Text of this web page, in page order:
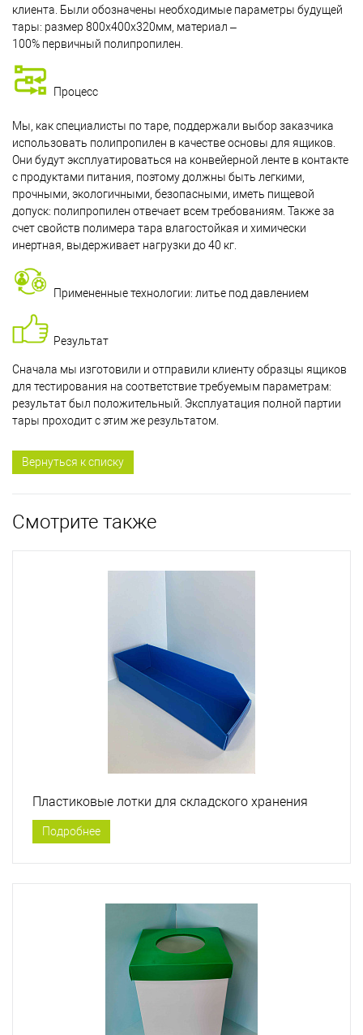
клиента. Были обозначены необходимые параметры будущей
тары: размер 800х400х320мм, материал –
100% первичный полипропилен.
Процесс
Мы, как специалисты по таре, поддержали выбор заказчика
использовать полипропилен в качестве основы для ящиков.
Они будут эксплуатироваться на конвейерной ленте в контакте
с продуктами питания, поэтому должны быть легкими,
прочными, экологичными, безопасными, иметь пищевой
допуск: полипропилен отвечает всем требованиям. Также за
счет свойств полимера тара влагостойкая и химически
инертная, выдерживает нагрузки до 40 кг.
Примененные технологии: литье под давлением
Результат
Сначала мы изготовили и отправили клиенту образцы ящиков
для тестирования на соответствие требуемым параметрам:
результат был положительный. Эксплуатация полной партии
тары проходит с этим же результатом.
Вернуться к списку
Смотрите также
Пластиковые лотки для складского хранения
Подробнее